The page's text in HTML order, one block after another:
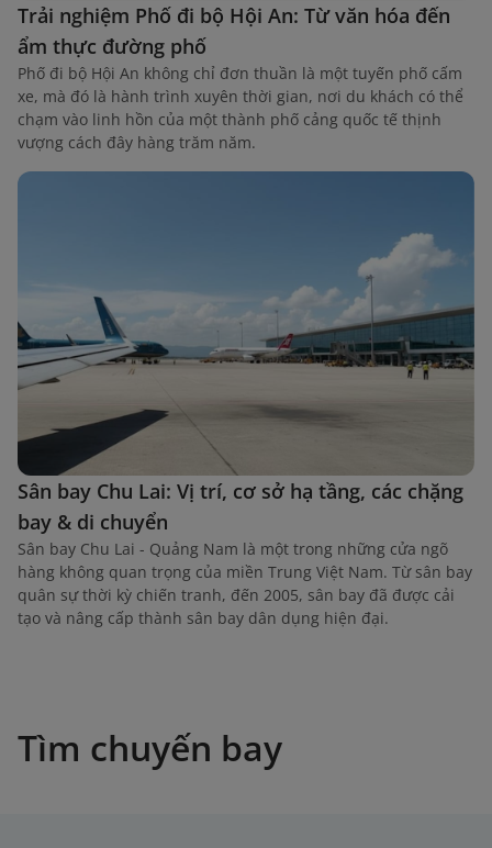
Trải nghiệm Phố đi bộ Hội An: Từ văn hóa đến
ẩm thực đường phố
Phố đi bộ Hội An không chỉ đơn thuần là một tuyến phố cấm
xe, mà đó là hành trình xuyên thời gian, nơi du khách có thể
chạm vào linh hồn của một thành phố cảng quốc tế thịnh
vượng cách đây hàng trăm năm.
Sân bay Chu Lai: Vị trí, cơ sở hạ tầng, các chặng
bay & di chuyển
Sân bay Chu Lai - Quảng Nam là một trong những cửa ngõ
hàng không quan trọng của miền Trung Việt Nam. Từ sân bay
quân sự thời kỳ chiến tranh, đến 2005, sân bay đã được cải
tạo và nâng cấp thành sân bay dân dụng hiện đại.
Tìm chuyến bay